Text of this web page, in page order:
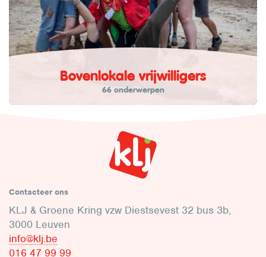
Bovenlokale vrijwilligers
66 onderwerpen
Contacteer ons
KLJ & Groene Kring vzw Diestsevest 32 bus 3b,
3000 Leuven
info@klj.be​
016 47 99 99